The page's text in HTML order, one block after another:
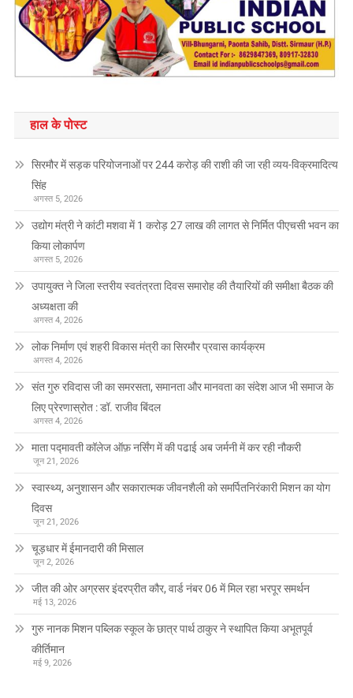
हाल के पोस्ट
सिरमौर में सड़क परियोजनाओं पर 244 करोड़ की राशी की जा रही व्यय-विक्रमादित्य
सिंह
अगस्त 5, 2026
उद्योग मंत्री ने कांटी मशवा में 1 करोड़ 27 लाख की लागत से निर्मित पीएचसी भवन का
किया लोकार्पण
अगस्त 5, 2026
उपायुक्त ने जिला स्तरीय स्वतंत्रता दिवस समारोह की तैयारियों की समीक्षा बैठक की
अध्यक्षता की
अगस्त 4, 2026
लोक निर्माण एवं शहरी विकास मंत्री का सिरमौर प्रवास कार्यक्रम
अगस्त 4, 2026
संत गुरु रविदास जी का समरसता, समानता और मानवता का संदेश आज भी समाज के
लिए प्रेरणास्रोत : डॉ. राजीव बिंदल
अगस्त 4, 2026
माता पद्मावती कॉलेज ऑफ़ नर्सिंग में की पढाई अब जर्मनी में कर रही नौकरी
जून 21, 2026
स्वास्थ्य, अनुशासन और सकारात्मक जीवनशैली को समर्पितनिरंकारी मिशन का योग
दिवस
जून 21, 2026
चूड़धार में ईमानदारी की मिसाल
जून 2, 2026
जीत की ओर अग्रसर इंदरप्रीत कौर, वार्ड नंबर 06 में मिल रहा भरपूर समर्थन
मई 13, 2026
गुरु नानक मिशन पब्लिक स्कूल के छात्र पार्थ ठाकुर ने स्थापित किया अभूतपूर्व
कीर्तिमान
मई 9, 2026